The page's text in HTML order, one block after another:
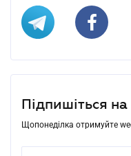
Підпишіться
Щопонеділка отримуйте